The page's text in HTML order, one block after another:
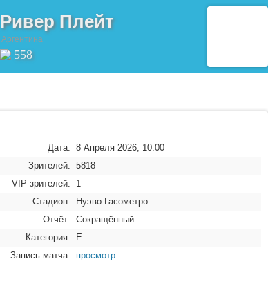
Ривер Плейт
Аргентина
558
Дата: 8 Апреля 2026, 10:00
Зрителей: 5818
VIP зрителей:
1
Стадион:
Нуэво Гасометро
Отчёт: Сокращённый
Категория:
E
Запись матча:
просмотр